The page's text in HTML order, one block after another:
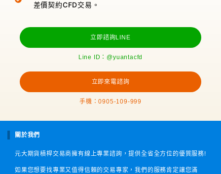
差價契約CFD交易。
立即諮詢LINE
Line ID：@yuantacfd
立即來電諮詢
手機：0905-109-999
關於我們
元大期貨槓桿交易商擁有線上專業諮詢，提供全省全方位的優質服務!
如果您想要找專業又值得信賴的交易專家，我們的服務肯定讓您滿